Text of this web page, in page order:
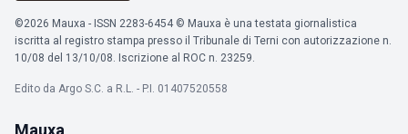
©2026 Mauxa - ISSN 2283-6454 © Mauxa è una testata giornalistica
iscritta al registro stampa presso il Tribunale di Terni con autorizzazione n.
10/08 del 13/10/08. Iscrizione al ROC n. 23259.
Edito da Argo S.C. a R.L. - P.I. 01407520558
Mauxa